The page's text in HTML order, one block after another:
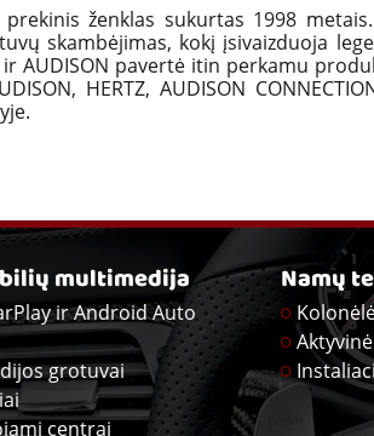
prekinis ženklas sukurtas 1998
skambėjimas, kokį įsivaizduoja
ir AUDISON pavertė itin perkamu
HERTZ, AUDISON
multimedija
ir Android Auto
grotuvai
centrai
Namų